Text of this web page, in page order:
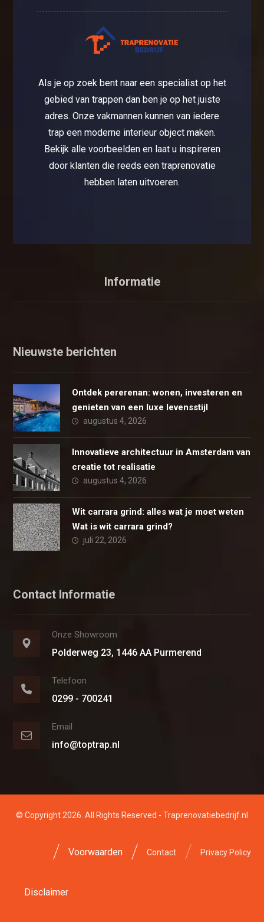
Als je op zoek bent naar een specialist op het
gebied van trappen dan ben je op het juiste
adres. Onze vakmannen kunnen van iedere
trap een moderne interieur object maken.
Bekijk alle voorbeelden en laat u inspireren
door klanten die reeds een traprenovatie
hebben laten uitvoeren.
Informatie
Nieuwste berichten
Ontdek pererenan: wonen, investeren en
genieten van een luxe levensstijl
augustus 4, 2026
Innovatieve architectuur in Amsterdam van
creatie tot realisatie
augustus 4, 2026
Wit carrara grind: alles wat je moet weten
Wat is wit carrara grind?
juli 22, 2026
Contact Informatie
Onze Showroom
Polderweg 23, 1446 AA Purmerend
Telefoon
0299 - 700241
Email
info@toptrap.nl
© Copyright 2026. All Rights Reserved - Traprenovatiebedrijf.nl
Privacy Policy
Contact
Voorwaarden
Disclaimer